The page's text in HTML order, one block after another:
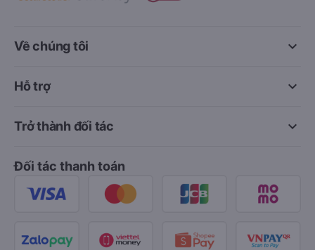
keyboard_arrow_down
Về chúng tôi
keyboard_arrow_down
Hỗ trợ
keyboard_arrow_down
Trở thành đối tác
Đối tác thanh toán